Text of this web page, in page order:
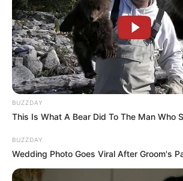
BUZZDAY
This Is What A Bear Did To The Man Who
BUZZDAY
Wedding Photo Goes Viral After Groom's